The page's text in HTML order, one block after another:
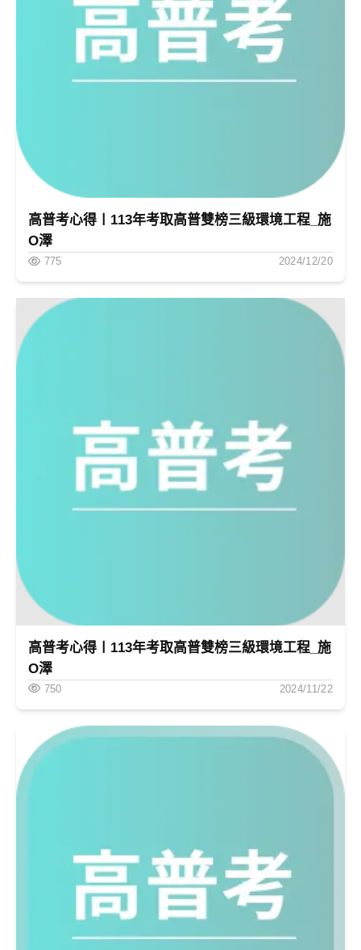
高普考心得〡113年考取高普雙榜三級環境工程_施
O澤
775 2024/12/20
高普考心得〡113年考取高普雙榜三級環境工程_施
O澤
750 2024/11/22